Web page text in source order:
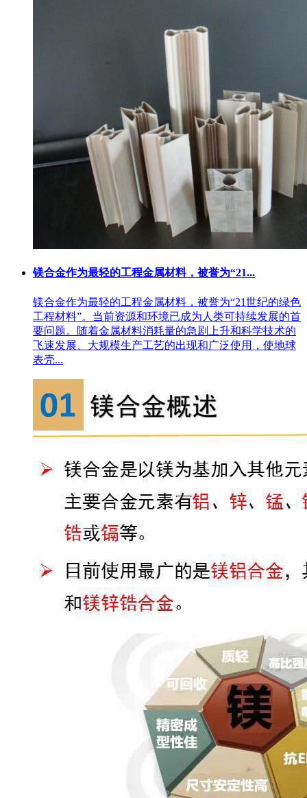
镁合金作为最轻的工程金属材料，被誉为“21...
镁合金作为最轻的工程金属材料，被誉为“21世纪的绿色
工程材料”。当前资源和环境已成为人类可持续发展的首
要问题。随着金属材料消耗量的急剧上升和科学技术的
飞速发展、大规模生产工艺的出现和广泛使用，使地球
表壳...